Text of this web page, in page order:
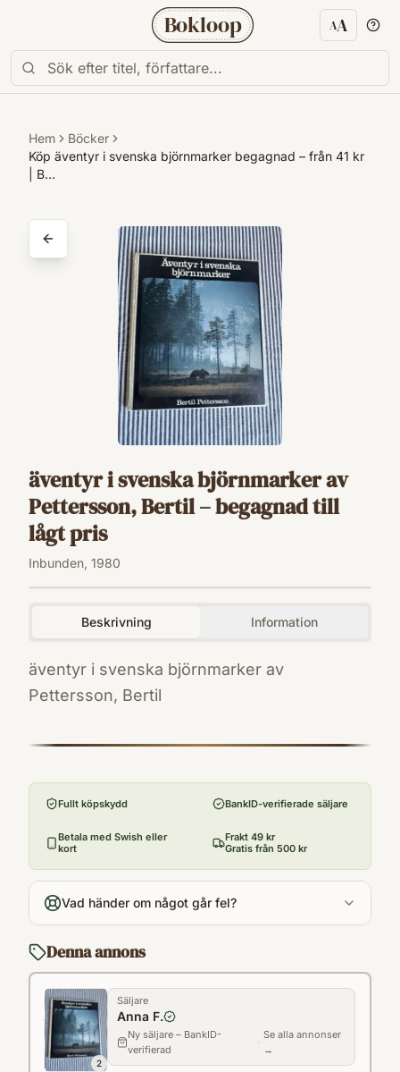
Bokloop AA
Hem
Böcker
Köp äventyr i svenska björnmarker begagnad – från 41 kr
| B…
äventyr i svenska björnmarker av
Pettersson, Bertil – begagnad till
lågt pris
Inbunden, 1980
Beskrivning Information
äventyr i svenska björnmarker av
Pettersson, Bertil
9170781494
Västra Sverige
Utgivningsår
1980
Antal sidor
112
Språk
Format
Inbunden
Fullt köpskydd BankID-verifierade säljare
Betala med Swish eller
kort
Frakt 49 kr
Gratis från 500 kr
Vad händer om något går fel?
Denna annons
2
Säljare
Anna F.
Ny säljare – BankID-
verifierad
·
Se alla annonser
→